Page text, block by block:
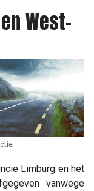
West-
Limburg en het
vanwege